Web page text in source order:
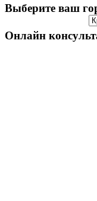
Выберите ваш
Онлайн